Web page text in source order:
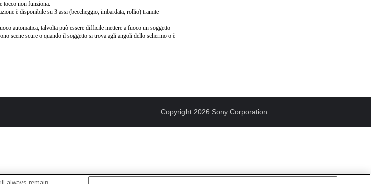
tocco non funziona.
è disponibile su 3 assi (beccheggio, imbardata, rollio) tramite
automatica, talvolta può essere difficile mettere a fuoco un soggetto
scene scure o quando il soggetto si trova agli angoli dello schermo o è
Copyright 2026 Sony Corporation